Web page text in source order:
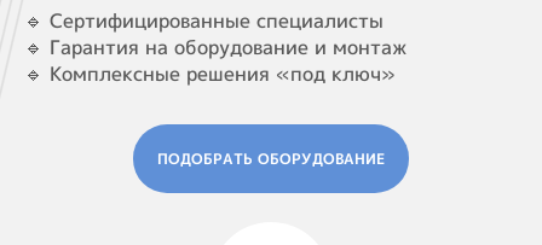
🔹 Сертифицированные специалисты
🔹 Гарантия на оборудование и монтаж
🔹 Комплексные решения «под ключ»
ПОДОБРАТЬ ОБОРУДОВАНИЕ